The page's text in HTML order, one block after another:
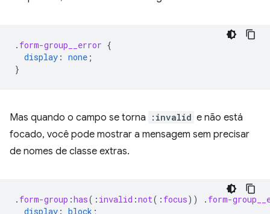
. form-group__error {
display : none ;
}
Mas quando o campo se torna :invalid e não está
focado, você pode mostrar a mensagem sem precisar
de nomes de classe extras.
. form-group :has( : invalid :not( : focus)) . form-
display : block ;